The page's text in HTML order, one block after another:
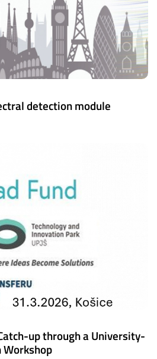
detection module
up through a University-